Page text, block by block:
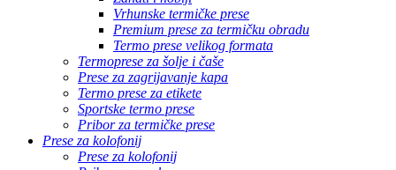
Vrhunske termičke prese
Premium prese za termičku obradu
Termo prese velikog formata
Termoprese za šolje i čaše
Prese za zagrijavanje kapa
Termo prese za etikete
Sportske termo prese
Pribor za termičke prese
Prese za kolofonij
Prese za kolofonij